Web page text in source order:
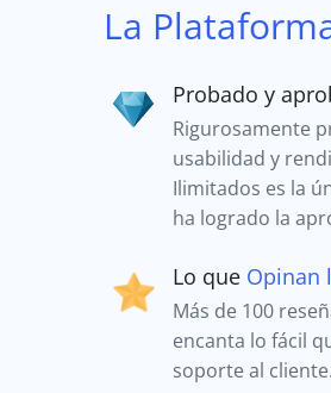
La
Probado y
Rigurosamente
usabilidad y
Ilimitados es la
ha logrado la
Lo que Opinan
Más de 100
encanta lo fácil
soporte al cliente.